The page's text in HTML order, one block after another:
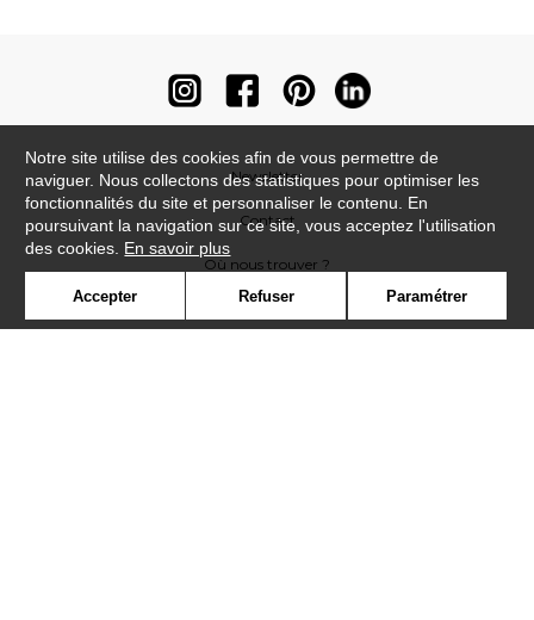
Newsletter
Contact
Où nous trouver ?
Notre site utilise des cookies afin de vous permettre de
naviguer. Nous collectons des statistiques pour optimiser les
fonctionnalités du site et personnaliser le contenu. En
poursuivant la navigation sur ce site, vous acceptez l'utilisation
des cookies. En savoir plus
Accepter Refuser Paramétrer